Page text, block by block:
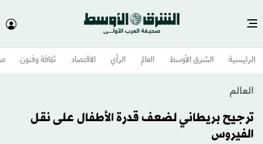
الرئيسية الشرق الأوسط​ العالم الرأي الاقتصاد ثقافة وفنون
العالم
ترجيح بريطاني لضعف قدرة الأطفال على نقل
الفيروس